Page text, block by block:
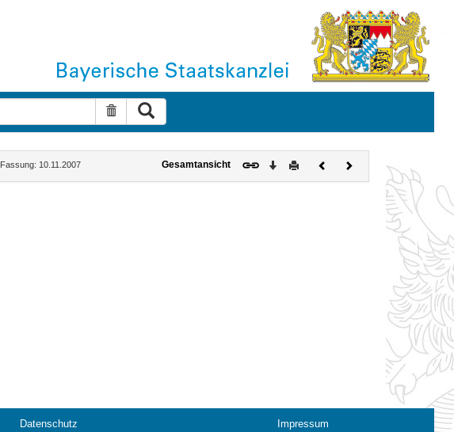
Suche zurücksetzen
Fassung: 10.11.2007 Gesamtansicht Download
DruckenVorherigesNächstes
Dokument
Datenschutz
Impressum